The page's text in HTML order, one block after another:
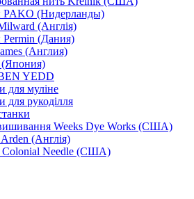
PAKO (Нидерланды)
(Англія)
Permin (Дания)
(Англия)
YEDD
для муліне
для рукоділля
Weeks Dye Works (США)
(Англія)
Colonial Needle (США)